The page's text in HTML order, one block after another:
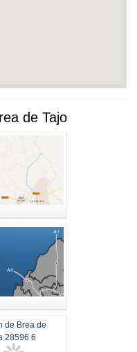
de Tajo